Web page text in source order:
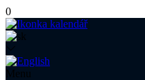
0
Menu